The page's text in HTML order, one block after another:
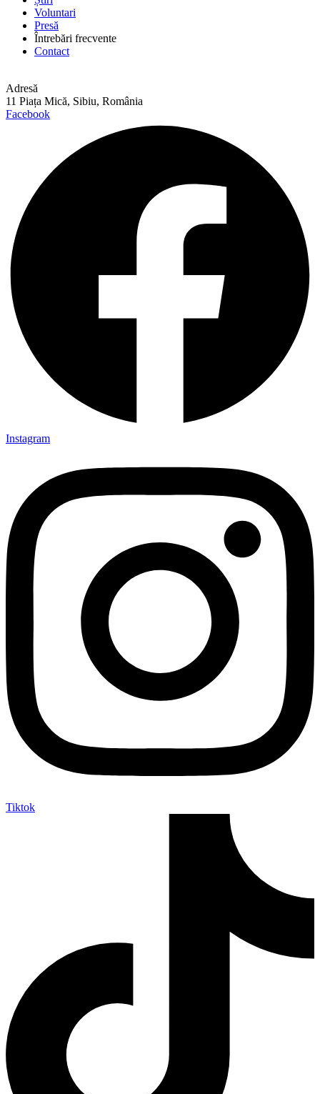
Voluntari
Presă
Întrebări frecvente
Contact
Adresă
11 Piața Mică, Sibiu, România
Facebook
Instagram
Tiktok